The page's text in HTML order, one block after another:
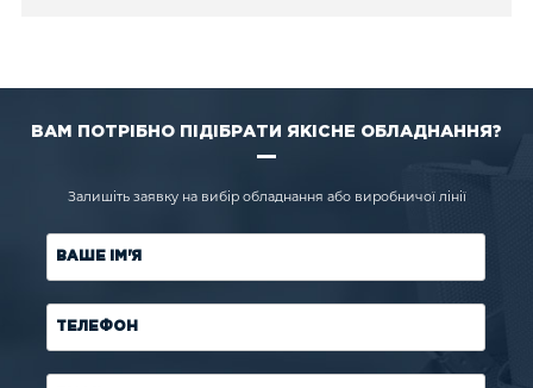
ВАМ ПОТРІБНО ПІДІБРАТИ ЯКІСНЕ ОБЛАДНАННЯ?
Залишіть заявку на вибір обладнання або виробничої лінії
ВАШЕ ІМ'Я
ТЕЛЕФОН